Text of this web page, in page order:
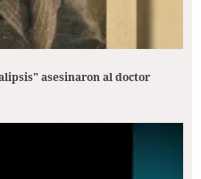
asesinaron al doctor